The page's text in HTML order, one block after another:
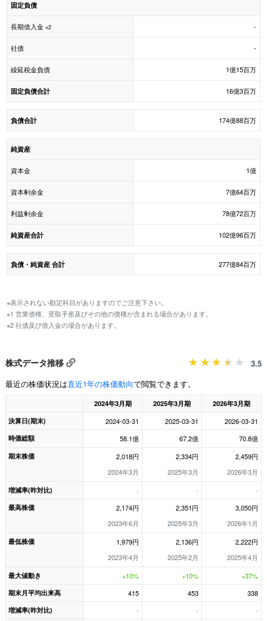
固定負債
長期借入金 ※2 -
社債 -
繰延税金負債 1億15百万
固定負債合計 16億3百万
負債合計 174億88百万
純資産
資本金 1億
資本剰余金 7億64百万
利益剰余金 78億72百万
純資産合計 102億96百万
負債・純資産 合計 277億84百万
※表示されない勘定科目がありますのでご注意下さい。
※1 営業債権、受取手形及びその他の債権が含まれる場合があります。
※2 社債及び借入金の場合があります。
株式データ推移
3.5
最近の株価状況は直近1年の株価動向で閲覧できます。
2024年3月期 2025年3月期
2026年3月期
決算日(期末)
2024-03-31 2025-03-31 2026-03-31
時価総額 58.1億 67.2億 70.8億
期末株価
2,018円
2024年3月
2,334円
2025年3月
2,459円
2026年3月
増減率(昨対比) - - -
最高株価
2,174円
2023年6月
2,351円
2025年3月
3,050円
2026年1月
最低株価
1,979円
2023年4月
2,136円
2025年2月
2,222円
2025年4月
最大値動き +10% +10% +37%
期末月平均出来高 415 453 338
増減率(昨対比) - - -